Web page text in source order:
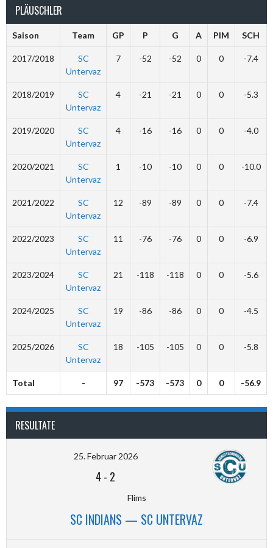
PLÄUSCHLER
Saison Team GP P G A PIM SCH
2017/2018
SC
Untervaz
7 -52 -52 0 0 -7.4
2018/2019
SC
Untervaz
4 -21 -21 0 0 -5.3
2019/2020
SC
Untervaz
4 -16 -16 0 0 -4.0
2020/2021
SC
Untervaz
1 -10 -10 0 0 -10.0
2021/2022
SC
Untervaz
12 -89 -89 0 0 -7.4
2022/2023
SC
Untervaz
11 -76 -76 0 0 -6.9
2023/2024
SC
Untervaz
21 -118 -118 0 0 -5.6
2024/2025
SC
Untervaz
19 -86 -86 0 0 -4.5
2025/2026
SC
Untervaz
18 -105 -105 0 0 -5.8
Total - 97 -573 -573 0 0 -56.9
RESULTATE
25. Februar 2026
4- 2
Flims
SC INDIANS — SC UNTERVAZ